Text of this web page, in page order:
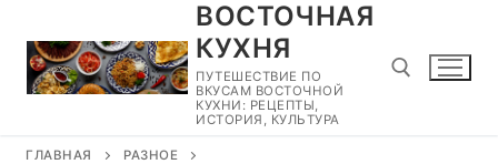
содержимому
ВОСТОЧНАЯ
КУХНЯ
ПУТЕШЕСТВИЕ ПО
ВКУСАМ ВОСТОЧНОЙ
КУХНИ: РЕЦЕПТЫ,
ИСТОРИЯ, КУЛЬТУРА
ГЛАВНАЯ РАЗНОЕ